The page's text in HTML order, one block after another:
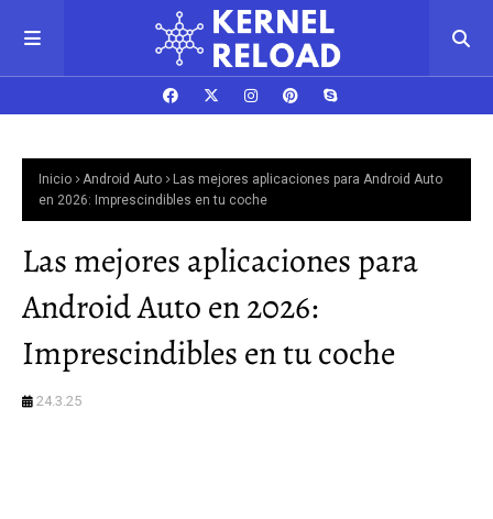
Inicio Android Auto
Las mejores aplicaciones para Android Auto
en 2026: Imprescindibles en tu coche
Las mejores aplicaciones para
Android Auto en 2026:
Imprescindibles en tu coche
24.3.25